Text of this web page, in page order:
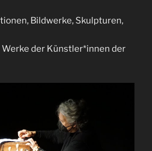
Bildwerke, Skulpturen,
Werke der Künstler*innen der